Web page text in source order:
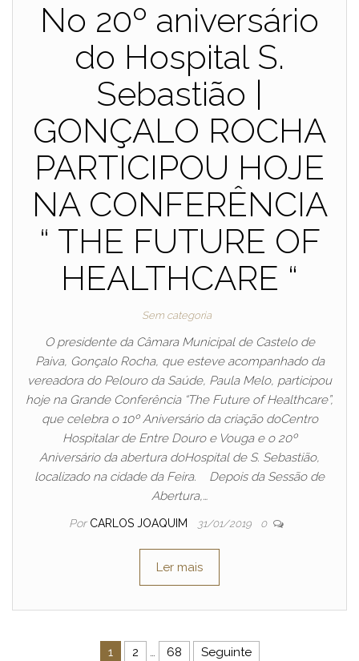
No 20º aniversário
do Hospital S.
Sebastião |
GONÇALO ROCHA
PARTICIPOU HOJE
NA CONFERÊNCIA
“ THE FUTURE OF
HEALTHCARE “
Sem categoria
O presidente da Câmara Municipal de Castelo de
Paiva, Gonçalo Rocha, que esteve acompanhado da
vereadora do Pelouro da Saúde, Paula Melo, participou
hoje na Grande Conferência “The Future of Healthcare”,
que celebra o 10º Aniversário da criação doCentro
Hospitalar de Entre Douro e Vouga e o 20º
Aniversário da abertura doHospital de S. Sebastião,
localizado na cidade da Feira. Depois da Sessão de
Abertura,…
Por CARLOS JOAQUIM 31/01/2019 0
Ler mais
1 2 … 68 Seguinte